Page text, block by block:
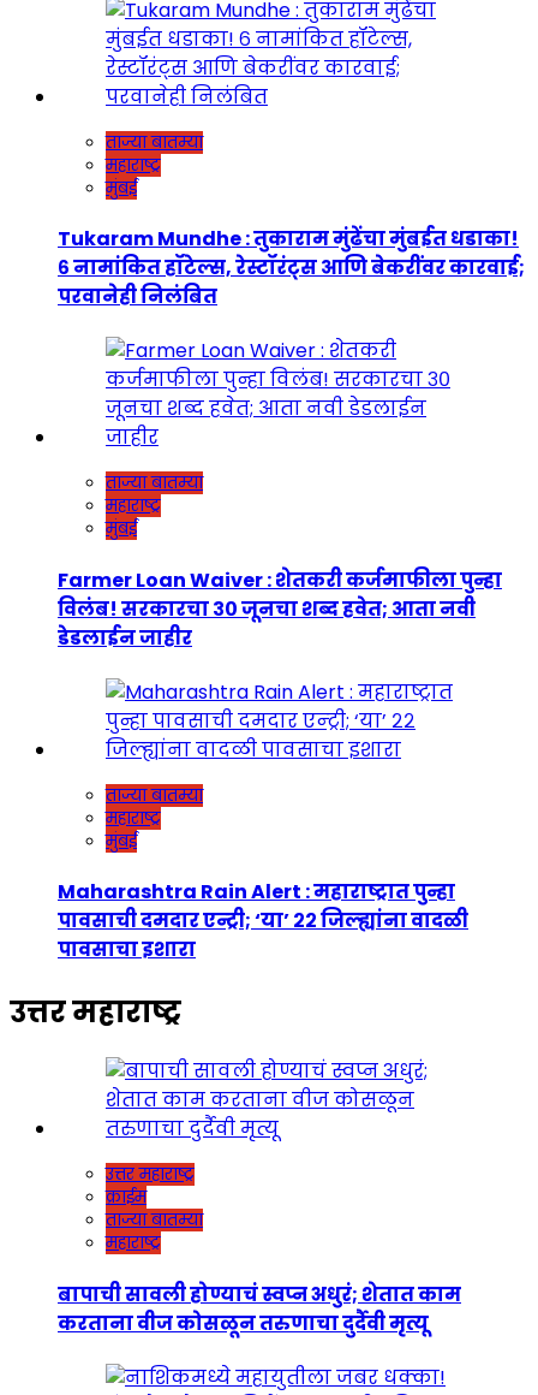
ताज्या बातम्या
महाराष्ट्र
मुंबई
Tukaram Mundhe : तुकाराम मुंढेंचा मुंबईत धडाका!
६ नामांकित हॉटेल्स, रेस्टॉरंट्स आणि बेकरींवर कारवाई;
परवानेही निलंबित
ताज्या बातम्या
महाराष्ट्र
मुंबई
Farmer Loan Waiver : शेतकरी कर्जमाफीला पुन्हा
विलंब! सरकारचा ३० जूनचा शब्द हवेत; आता नवी
डेडलाईन जाहीर
ताज्या बातम्या
महाराष्ट्र
मुंबई
Maharashtra Rain Alert : महाराष्ट्रात पुन्हा
पावसाची दमदार एन्ट्री; ‘या’ २२ जिल्ह्यांना वादळी
पावसाचा इशारा
उत्तर महाराष्ट्र
उत्तर महाराष्ट्र
क्राईम
ताज्या बातम्या
महाराष्ट्र
बापाची सावली होण्याचं स्वप्न अधुरं; शेतात काम
करताना वीज कोसळून तरुणाचा दुर्दैवी मृत्यू